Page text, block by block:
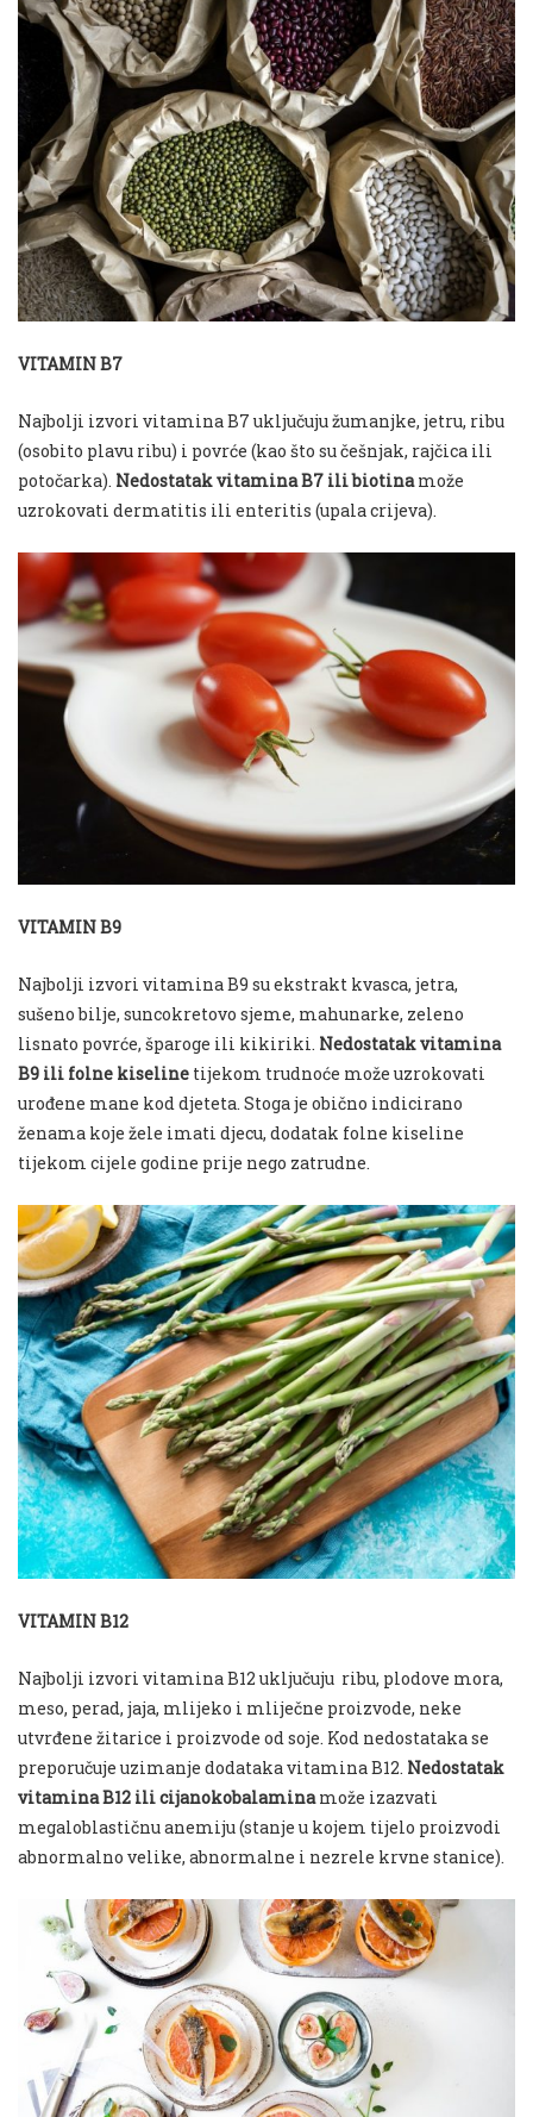
VITAMIN B7
Najbolji izvori vitamina B7 uključuju žumanjke, jetru, ribu
(osobito plavu ribu) i povrće (kao što su češnjak, rajčica ili
potočarka). Nedostatak vitamina B7 ili biotinamože
uzrokovati dermatitis ili enteritis (upala crijeva).
VITAMIN B9
Najbolji izvori vitamina B9 su ekstrakt kvasca, jetra,
sušeno bilje, suncokretovo sjeme, mahunarke, zeleno
lisnato povrće, šparoge ili kikiriki. Nedostatak vitamina
B9 ili folne kiseline tijekom trudnoće može uzrokovati
urođene mane kod djeteta. Stoga je obično indicirano
ženama koje žele imati djecu, dodatak folne kiseline
tijekom cijele godine prije nego zatrudne.
VITAMIN B12
Najbolji izvori vitamina B12 uključuju ribu, plodove mora,
meso, perad, jaja, mlijeko i mliječne proizvode, neke
utvrđene žitarice i proizvode od soje. Kod nedostataka se
preporučuje uzimanje dodataka vitamina B12. Nedostatak
vitamina B12 ili cijanokobalaminamože izazvati
megaloblastičnu anemiju (stanje u kojem tijelo proizvodi
abnormalno velike, abnormalne i nezrele krvne stanice).